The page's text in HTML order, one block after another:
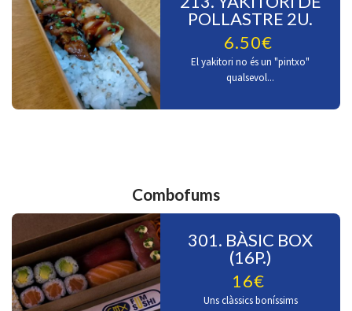
POLLASTRE 2U.
6.50€
El yakitori no és un "pintxo"
qualsevol...
Combofums
301. BÀSIC BOX
(16P.)
16€
Uns clàssics boníssims